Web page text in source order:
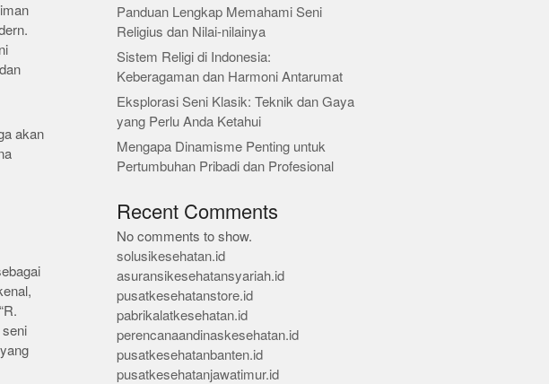
akan
Panduan Lengkap Memahami Seni
Religius dan Nilai-nilainya
Sistem Religi di Indonesia:
Keberagaman dan Harmoni Antarumat
Eksplorasi Seni Klasik: Teknik dan Gaya
yang Perlu Anda Ketahui
Mengapa Dinamisme Penting untuk
Pertumbuhan Pribadi dan Profesional
Recent Comments
No comments to show.
solusikesehatan.id
asuransikesehatansyariah.id
pusatkesehatanstore.id
pabrikalatkesehatan.id
perencanaandinaskesehatan.id
pusatkesehatanbanten.id
pusatkesehatanjawatimur.id